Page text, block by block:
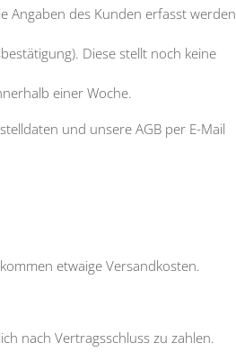
Angaben des Kunden erfasst werden
Diese stellt noch keine
einer Woche.
und unsere AGB per E-Mail
etwaige Versandkosten.
nach Vertragsschluss zu zahlen.